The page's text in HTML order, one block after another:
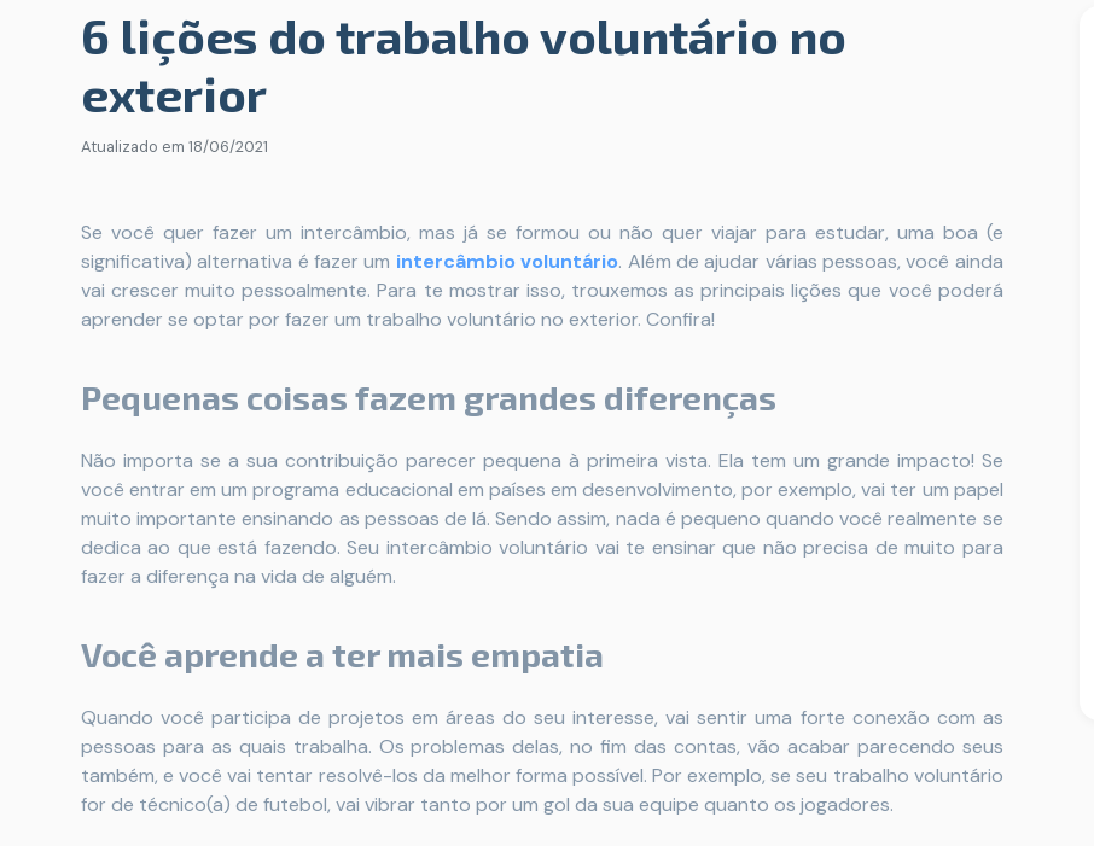
6 lições do trabalho voluntário no
exterior
Atualizado em 18/06/2021
Se você quer fazer um intercâmbio, mas já se formou ou não quer viajar para estudar, uma boa (e
significativa) alternativa é fazer um intercâmbio voluntário. Além de ajudar várias pessoas, você ainda
vai crescer muito pessoalmente. Para te mostrar isso, trouxemos as principais lições que você poderá
aprender se optar por fazer um trabalho voluntário no exterior. Confira!
Pequenas coisas fazem grandes diferenças
Não importa se a sua contribuição parecer pequena à primeira vista. Ela tem um grande impacto! Se
você entrar em um programa educacional em países em desenvolvimento, por exemplo, vai ter um papel
muito importante ensinando as pessoas de lá. Sendo assim, nada é pequeno quando você realmente se
dedica ao que está fazendo. Seu intercâmbio voluntário vai te ensinar que não precisa de muito para
fazer a diferença na vida de alguém.
Você aprende a ter mais empatia
Quando você participa de projetos em áreas do seu interesse, vai sentir uma forte conexão com as
pessoas para as quais trabalha. Os problemas delas, no fim das contas, vão acabar parecendo seus
também, e você vai tentar resolvê-los da melhor forma possível. Por exemplo, se seu trabalho voluntário
for de técnico(a) de futebol, vai vibrar tanto por um gol da sua equipe quanto os jogadores.